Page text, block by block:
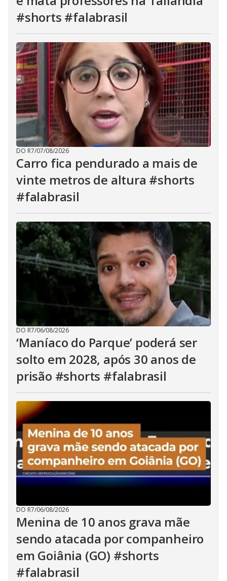
#shorts #falabrasil
DO R7/07/08/2026
Carro fica pendurado a mais de
vinte metros de altura #shorts
#falabrasil
DO R7/06/08/2026
‘Maníaco do Parque’ poderá ser
solto em 2028, após 30 anos de
prisão #shorts #falabrasil
DO R7/06/08/2026
Menina de 10 anos grava mãe
sendo atacada por companheiro
em Goiânia (GO) #shorts
#falabrasil